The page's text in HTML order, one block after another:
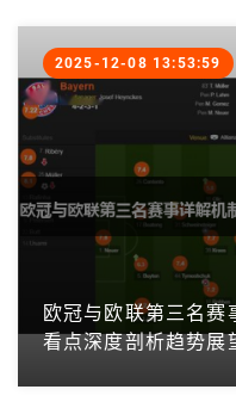
欧冠与欧联第三名
看点深度剖析趋势展
2025-12-08 13:53:59